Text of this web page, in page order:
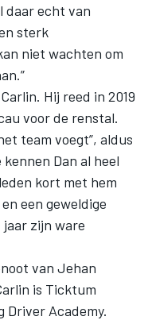
daar echt van
sterk
niet wachten om
Hij reed in 2019
voor de renstal.
team voegt”, aldus
Dan al heel
kort met hem
een geweldige
jaar zijn ware
van Jehan
is Ticktum
Driver Academy.